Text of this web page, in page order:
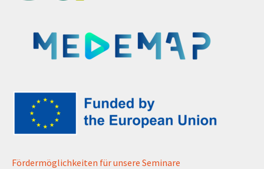
Fördermöglichkeiten für unsere Seminare